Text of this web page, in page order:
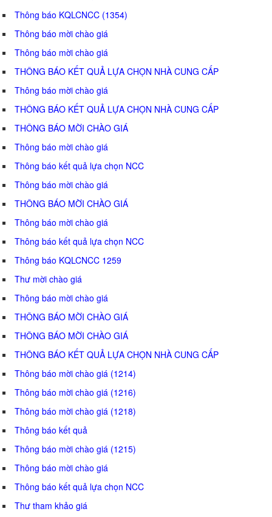
Thông báo KQLCNCC (1354)
Thông báo mời chào giá
Thông báo mời chào giá
THÔNG BÁO KẾT QUẢ LỰA CHỌN NHÀ CUNG CẤP
Thông báo mời chào giá
THÔNG BÁO KẾT QUẢ LỰA CHỌN NHÀ CUNG CẤP
THÔNG BÁO MỜI CHÀO GIÁ
Thông báo mời chào giá
Thông báo kết quả lựa chọn NCC
Thông báo mời chào giá
THÔNG BÁO MỜI CHÀO GIÁ
Thông báo mời chào giá
Thông báo kết quả lựa chọn NCC
Thông báo KQLCNCC 1259
Thư mời chào giá
Thông báo mời chào giá
THÔNG BÁO MỜI CHÀO GIÁ
THÔNG BÁO MỜI CHÀO GIÁ
THÔNG BÁO KẾT QUẢ LỰA CHỌN NHÀ CUNG CẤP
Thông báo mời chào giá (1214)
Thông báo mời chào giá (1216)
Thông báo mời chào giá (1218)
Thông báo kết quả
Thông báo mời chào giá (1215)
Thông báo mời chào giá
Thông báo kết quả lựa chọn NCC
Thư tham khảo giá